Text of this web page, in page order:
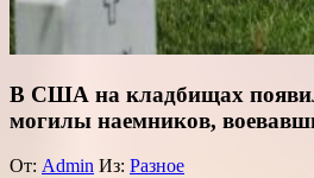
В США на кладбищах
могилы наемников,
От: Admin Из: Разное